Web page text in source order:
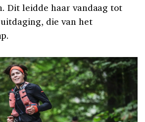
Dit leidde haar vandaag tot
die van het